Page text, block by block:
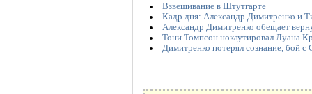
Взвешивание в Штутгарте
Кадр дня: Александр Димитренко и
Александр Димитренко обещает
Тони Томпсон нокаутировал Луана
Димитренко потерял сознание, бой с